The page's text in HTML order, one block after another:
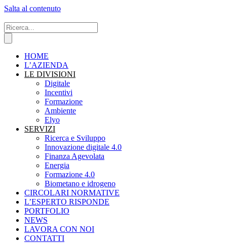
Salta al contenuto
HOME
L’AZIENDA
LE DIVISIONI
Digitale
Incentivi
Formazione
Ambiente
Elyo
SERVIZI
Ricerca e Sviluppo
Innovazione digitale 4.0
Finanza Agevolata
Energia
Formazione 4.0
Biometano e idrogeno
CIRCOLARI NORMATIVE
L’ESPERTO RISPONDE
PORTFOLIO
NEWS
LAVORA CON NOI
CONTATTI